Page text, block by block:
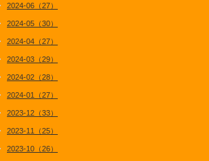
2024-06（27）
2024-05（30）
2024-04（27）
2024-03（29）
2024-02（28）
2024-01（27）
2023-12（33）
2023-11（25）
2023-10（26）